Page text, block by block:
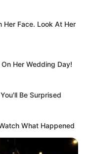
Her Face. Look At Her
Her Wedding Day!
Be Surprised
What Happened